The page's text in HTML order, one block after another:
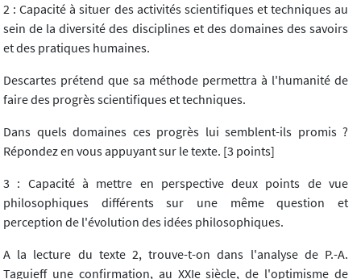
2 : Capacité à situer des activités scientifiques et techniques au
sein de la diversité des disciplines et des domaines des savoirs
et des pratiques humaines.
Descartes prétend que sa méthode permettra à l'humanité de
faire des progrès scientifiques et techniques.
Dans quels domaines ces progrès lui semblent-ils promis ?
Répondez en vous appuyant sur le texte. [3 points]
3 : Capacité à mettre en perspective deux points de vue
philosophiques différents sur une même question et
perception de l'évolution des idées philosophiques.
A la lecture du texte 2, trouve-t-on dans l'analyse de P.-A.
Taguieff une confirmation, au XXIe siècle, de l'optimisme de